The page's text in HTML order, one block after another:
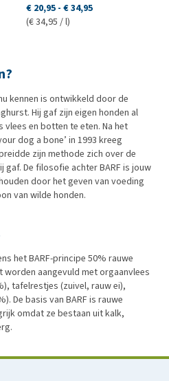
€ 20,95 - € 34,95
(€ 34,95 / l)
kennen is ontwikkeld door de
Hij gaf zijn eigen honden al
en botten te eten. Na het
dog a bone’ in 1993 kreeg
zijn methode zich over de
gaf. De filosofie achter BARF is jouw
door het geven van voeding
van wilde honden.
het BARF-principe 50% rauwe
aangevuld met orgaanvlees
tafelrestjes (zuivel, rauw ei),
De basis van BARF is rauwe
omdat ze bestaan uit kalk,